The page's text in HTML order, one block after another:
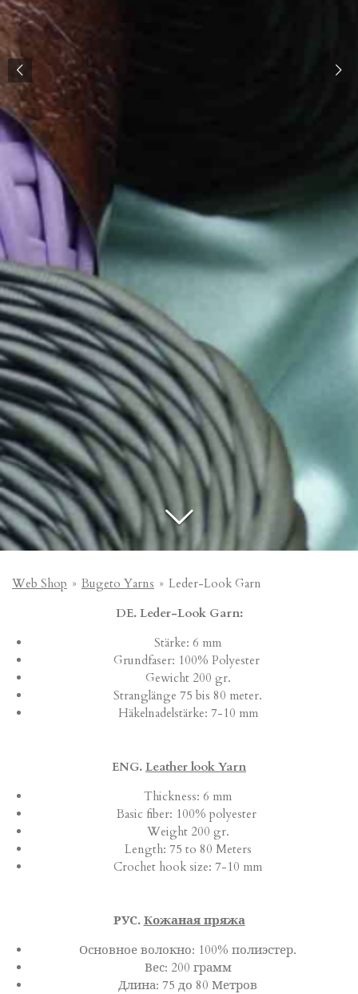
Web Shop » Bugeto Yarns » Leder-Look Garn
DE. Leder-Look Garn:
Stärke: 6 mm
Grundfaser: 100% Polyester
Gewicht 200 gr.
Stranglänge 75 bis 80 meter.
Häkelnadelstärke: 7-10 mm
ENG. Leather look Yarn
Thickness: 6 mm
Basic fiber: 100% polyester
Weight 200 gr.
Length: 75 to 80 Meters
Crochet hook size: 7-10 mm
РУС. Кожаная пряжа
Основное волокно: 100% полиэстер.
Вес: 200 грамм
Длина: 75 до 80 Метров